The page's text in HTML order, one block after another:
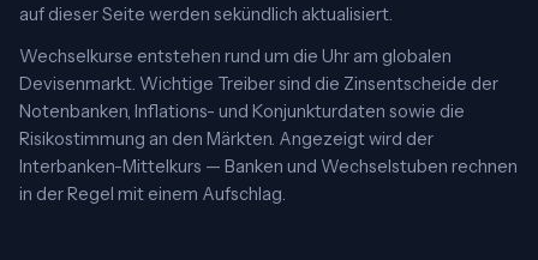
auf dieser Seite werden sekündlich aktualisiert.
Wechselkurse entstehen rund um die Uhr am globalen
Devisenmarkt. Wichtige Treiber sind die Zinsentscheide der
Notenbanken, Inflations- und Konjunkturdaten sowie die
Risikostimmung an den Märkten. Angezeigt wird der
Interbanken-Mittelkurs — Banken und Wechselstuben rechnen
in der Regel mit einem Aufschlag.